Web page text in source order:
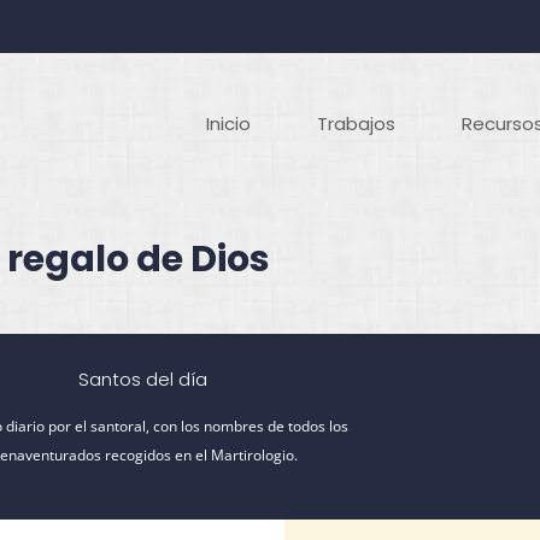
de Dios
Inicio Trabajos
Santos del día
diario por el santoral, con los nombres de todos los
recogidos en el Martirologio.